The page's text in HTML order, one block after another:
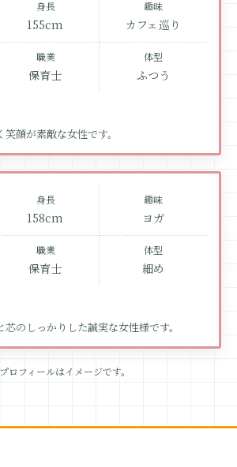
身長
155cm
趣味
カフェ巡り
職業
保育士
体型
ふつう
顔が素敵な女性です。
身長
158cm
趣味
ヨガ
職業
保育士
体型
細め
のしっかりした誠実な女性様です。
ロフィールはイメージです。